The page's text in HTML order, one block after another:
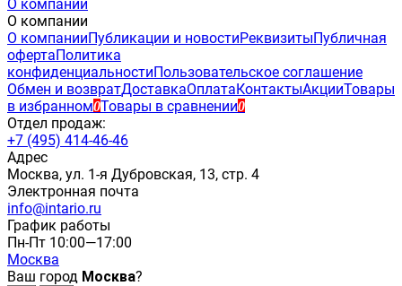
О компании
О компании
О компанииПубликации и новостиРеквизитыПубличная
офертаПолитика
конфиденциальностиПользовательское соглашение
Обмен и возвратДоставкаОплатаКонтактыАкцииТовары
в избранном0Товары в сравнении0
Отдел продаж:
+7 (495) 414-46-46
Адрес
Москва, ул. 1-я Дубровская, 13, стр. 4
Электронная почта
info@intario.ru
График работы
Пн-Пт 10:00—17:00
Москва
Ваш город Москва?